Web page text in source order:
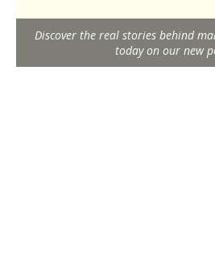
Discover the real stories behind
today on our new